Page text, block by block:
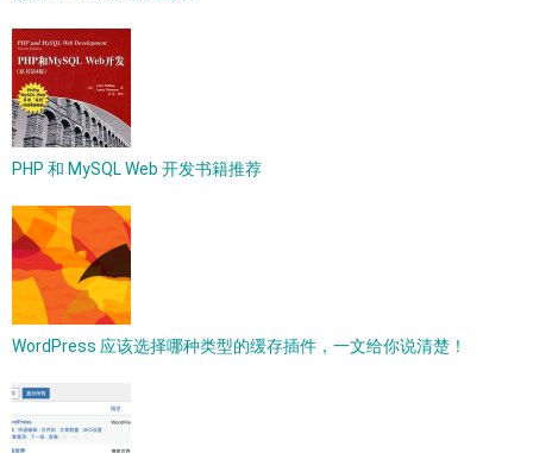
PHP 和 MySQL Web 开发书籍推荐
WordPress 应该选择哪种类型的缓存插件，一文给你说清楚！